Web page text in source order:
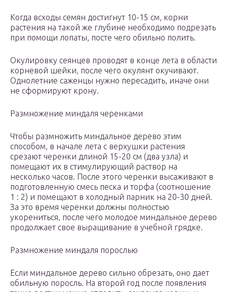
Когда всходы семян достигнут 10-15 см, корни
растения на такой же глубине необходимо подрезать
при помощи лопаты, посте чего обильно полить.
Окулировку сеянцев проводят в конце лета в области
корневой шейки, после чего окулянт окучивают.
Однолетние саженцы нужно пересадить, иначе они
не сформируют крону.
Размножение миндаля черенками
Чтобы размножить миндальное дерево этим
способом, в начале лета с верхушки растения
срезают черенки длиной 15-20 см (два узла) и
помещают их в стимулирующий раствор на
несколько часов. После этого черенки высаживают в
подготовленную смесь песка и торфа (соотношение
1 : 2) и помещают в холодный парник на 20-30 дней.
За это время черенки должны полностью
укорениться, после чего молодое миндальное дерево
продолжает свое выращивание в учебной грядке.
Размножение миндаля порослью
Если миндальное дерево сильно обрезать, оно дает
обильную поросль. На второй год после появления